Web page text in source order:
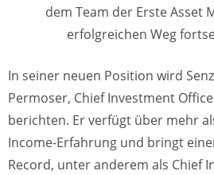
dem Team der Erste Asset
erfolgreichen Weg
In seiner neuen Position wird
Permoser, Chief Investment
berichten. Er verfügt über mehr
Income-Erfahrung und bringt
Record, unter anderem als Chief